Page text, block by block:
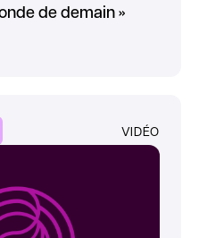
de demain »
VIDÉO